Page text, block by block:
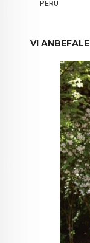
PERU
VI